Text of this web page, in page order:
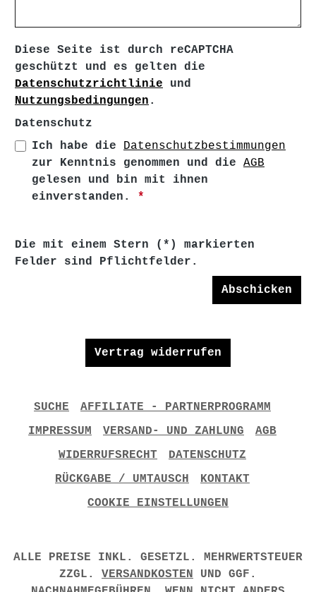
Diese Seite ist durch reCAPTCHA
geschützt und es gelten die
Datenschutzrichtlinie und
Nutzungsbedingungen .
Datenschutz
Ich habe die Datenschutzbestimmungen
zur Kenntnis genommen und die AGB
gelesen und bin mit ihnen
einverstanden. *
Die mit einem Stern (*) markierten
Felder sind Pflichtfelder.
Abschicken
Vertrag widerrufen
SUCHE
AFFILIATE - PARTNERPROGRAMM
IMPRESSUM
VERSAND- UND ZAHLUNG
AGB
WIDERRUFSRECHT
DATENSCHUTZ
RÜCKGABE / UMTAUSCH
KONTAKT
COOKIE EINSTELLUNGEN
ALLE PREISE INKL. GESETZL. MEHRWERTSTEUER
ZZGL. VERSANDKOSTEN UND GGF.